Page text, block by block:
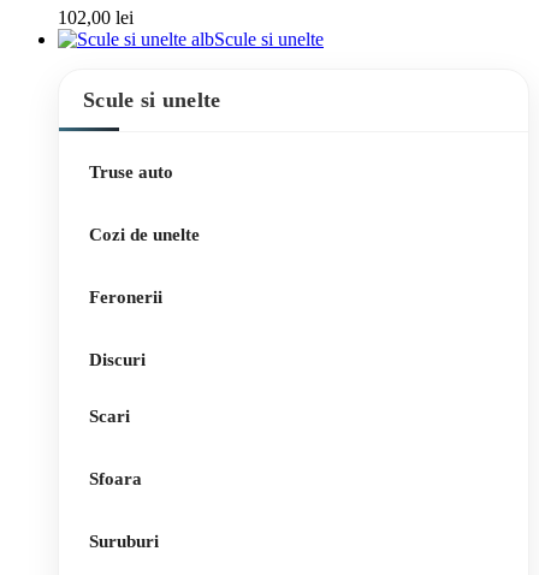
102,00 lei
Scule si unelte
Scule si unelte
Truse auto
Cozi de unelte
Feronerii
Discuri
Scari
Sfoara
Suruburi